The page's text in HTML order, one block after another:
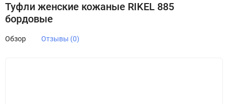
Туфли женские кожаные RIKEL 885
бордовые
Обзор Отзывы (0)